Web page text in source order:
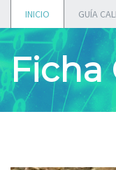
INICIO GUÍA
Ficha